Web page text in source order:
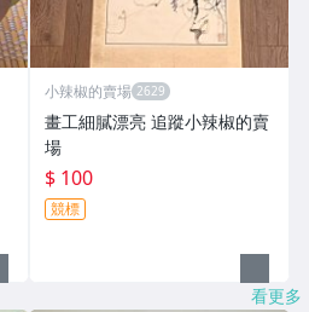
小辣椒的賣場
畫工細膩漂亮 追蹤小辣椒的賣
場
$ 100
競標
看更多